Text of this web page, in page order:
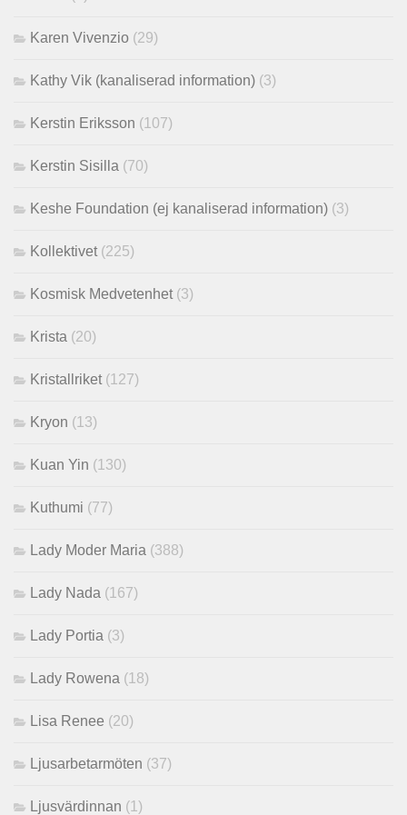
Karen Vivenzio (29)
Kathy Vik (kanaliserad information) (3)
Kerstin Eriksson (107)
Kerstin Sisilla (70)
Keshe Foundation (ej kanaliserad information) (3)
Kollektivet (225)
Kosmisk Medvetenhet (3)
Krista (20)
Kristallriket (127)
Kryon (13)
Kuan Yin (130)
Kuthumi (77)
Lady Moder Maria (388)
Lady Nada (167)
Lady Portia (3)
Lady Rowena (18)
Lisa Renee (20)
Ljusarbetarmöten (37)
Ljusvärdinnan (1)